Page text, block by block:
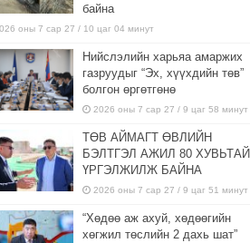
байна
оны 7 сар 27 / 10 цаг 04 минут
Нийслэлийн харьяа амаржих
газруудыг “Эх, хүүхдийн төв”
болгон өргөтгөнө
2026 оны 7 сар 27 / 9 цаг 58 минут
ТӨВ АЙМАГТ ӨВЛИЙН
БЭЛТГЭЛ АЖИЛ 80 ХУВЬТАЙ
ҮРГЭЛЖИЛЖ БАЙНА
2026 оны 7 сар 27 / 9 цаг 51 минут
“Хөдөө аж ахуй, хөдөөгийн
хөгжил төслийн 2 дахь шат”